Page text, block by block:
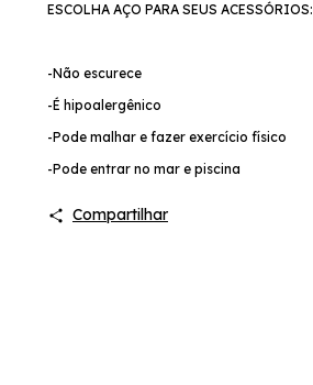
ESCOLHA AÇO PARA SEUS ACESSÓRIOS:
-Não escurece
-É hipoalergênico
-Pode malhar e fazer exercício físico
-Pode entrar no mar e piscina
Compartilhar